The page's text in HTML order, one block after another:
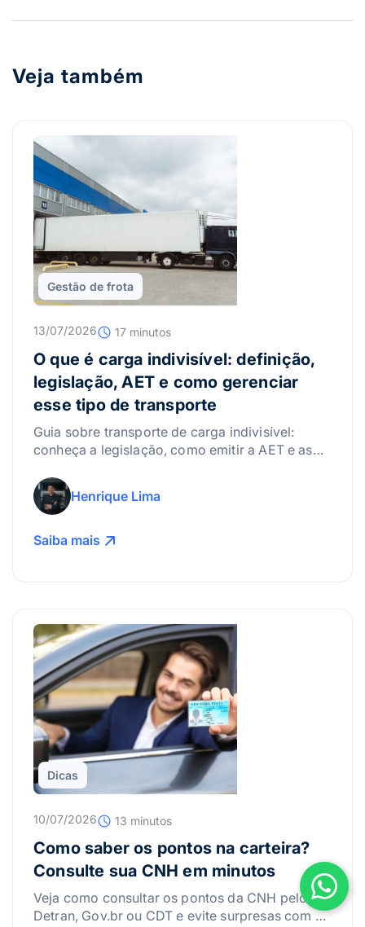
Veja também
Gestão de frota
13/07/2026 17 minutos
O que é carga indivisível: definição,
legislação, AET e como gerenciar
esse tipo de transporte
Guia sobre transporte de carga indivisível:
conheça a legislação, como emitir a AET e as
Henrique Lima
Saiba mais
Dicas
10/07/2026 13 minutos
Como saber os pontos na carteira?
Consulte sua CNH em minutos
Veja como consultar os pontos da CNH pelo
Detran, Gov.br ou CDT e evite surpresas com a